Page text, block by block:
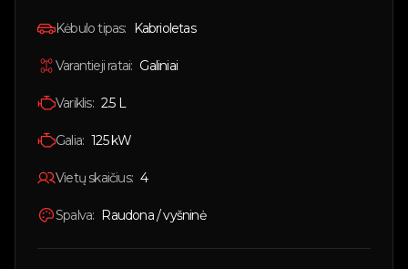
Kėbulo tipas: Kabrioletas
Varantieji ratai: Galiniai
Variklis: 2.5 L
Galia: 125kW
Vietų skaičius: 4
Spalva: Raudona / vyšninė